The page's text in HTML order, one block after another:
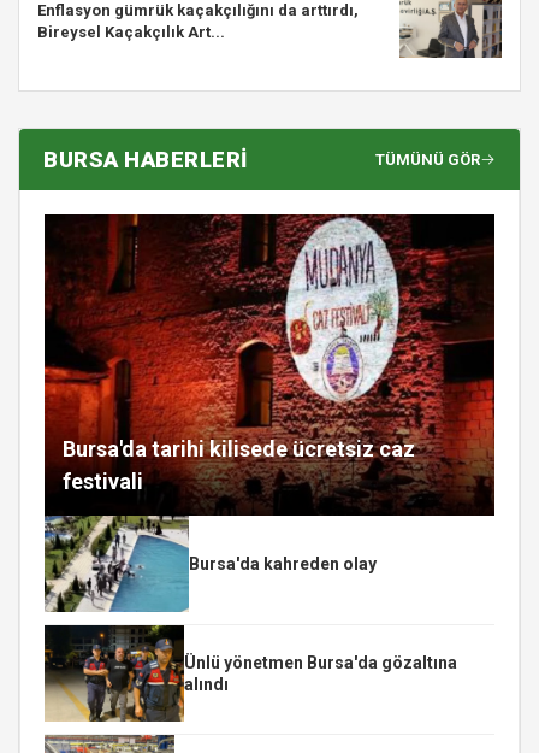
Enflasyon gümrük kaçakçılığını da arttırdı,
Bireysel Kaçakçılık Art...
BURSA HABERLERİ TÜMÜNÜ GÖR
Bursa'da tarihi kilisede ücretsiz caz
festivali
Bursa'da kahreden olay
Ünlü yönetmen Bursa'da gözaltına
alındı